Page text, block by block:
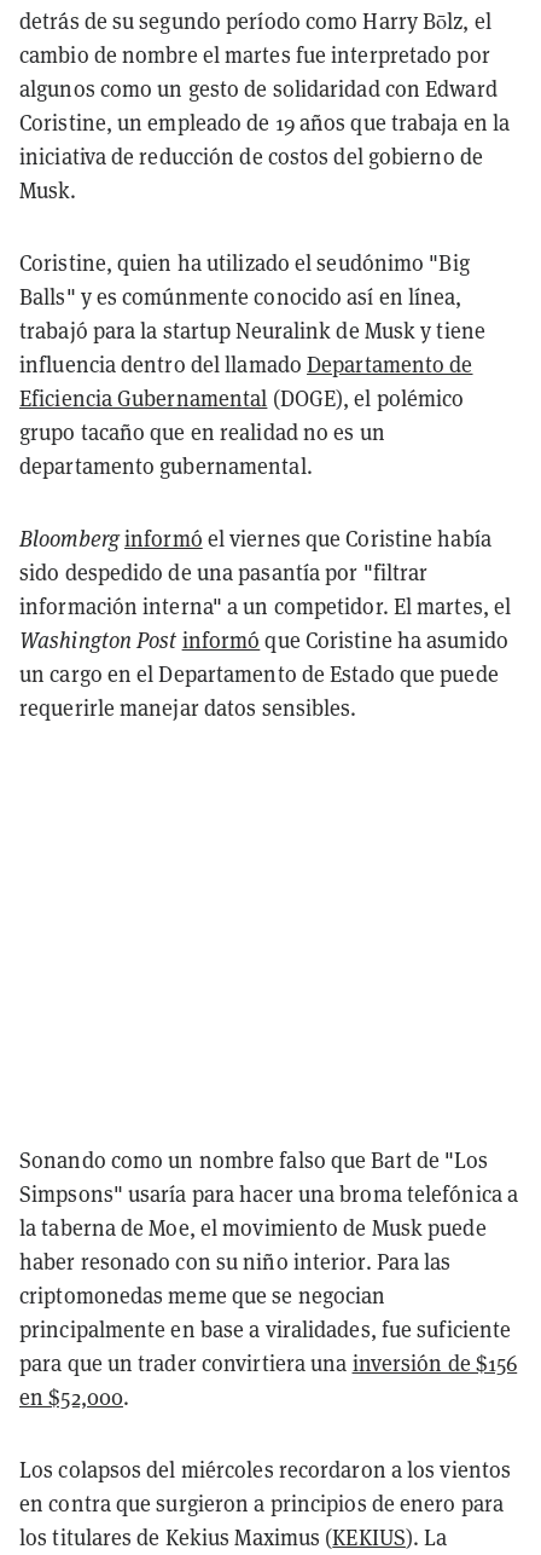
detrás de su segundo período como Harry Bōlz, el
cambio de nombre el martes fue interpretado por
algunos como un gesto de solidaridad con Edward
Coristine, un empleado de 19 años que trabaja en la
iniciativa de reducción de costos del gobierno de
Musk.
Coristine, quien ha utilizado el seudónimo "Big
Balls" y es comúnmente conocido así en línea,
trabajó para la startup Neuralink de Musk y tiene
influencia dentro del llamadoDepartamento de
Eficiencia Gubernamental (DOGE), el polémico
grupo tacaño que en realidad no es un
departamento gubernamental.
Bloomberginformó el viernes que Coristine había
sido despedido de una pasantía por "filtrar
información interna" a un competidor. El martes, el
Washington Post informó que Coristine ha asumido
un cargo en el Departamento de Estado que puede
requerirle manejar datos sensibles.
Sonando como un nombre falso que Bart de "Los
Simpsons" usaría para hacer una broma telefónica a
la taberna de Moe, el movimiento de Musk puede
haber resonado con su niño interior. Para las
criptomonedas meme que se negocian
principalmente en base a viralidades, fue suficiente
para que un trader convirtiera una inversión de $156
en $52,000.
Los colapsos del miércoles recordaron a los vientos
en contra que surgieron a principios de enero para
los titulares de Kekius Maximus (KEKIUS). La